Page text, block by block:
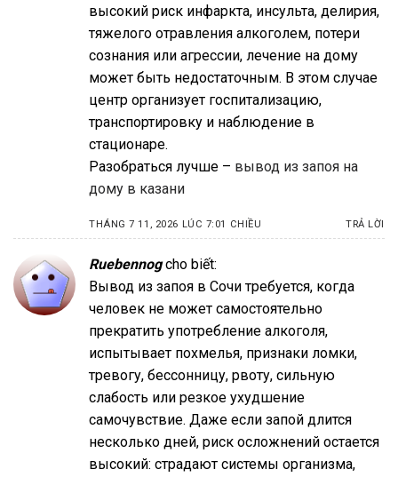
высокий риск инфаркта, инсульта, делирия,
тяжелого отравления алкоголем, потери
сознания или агрессии, лечение на дому
может быть недостаточным. В этом случае
центр организует госпитализацию,
транспортировку и наблюдение в
стационаре.
Разобраться лучше – вывод из запоя на
дому в казани
THÁNG 7 11, 2026 LÚC 7:01 CHIỀU TRẢ LỜI
Ruebennog cho biết:
Вывод из запоя в Сочи требуется, когда
человек не может самостоятельно
прекратить употребление алкоголя,
испытывает похмелья, признаки ломки,
тревогу, бессонницу, рвоту, сильную
слабость или резкое ухудшение
самочувствие. Даже если запой длится
несколько дней, риск осложнений остается
высокий: страдают системы организма,